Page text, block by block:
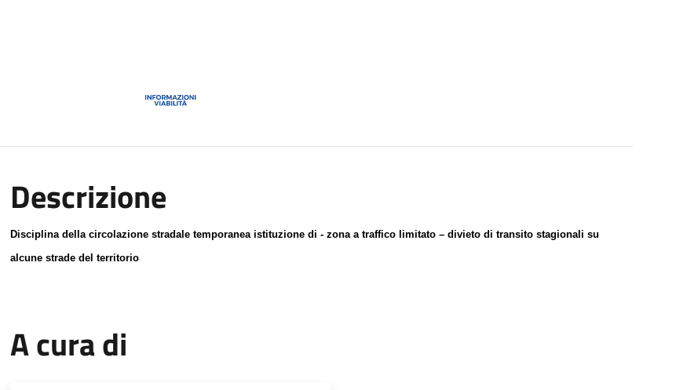
Descrizione
Disciplina della circolazione stradale temporanea istituzione di - zona a traffico limitato – divieto di transito stagionali su
alcune strade del territorio
A cura di